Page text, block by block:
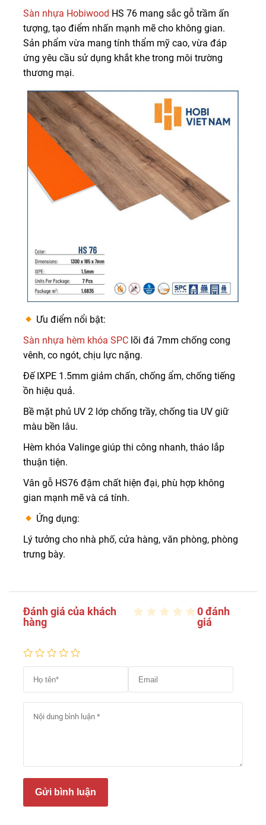
Sàn nhựa Hobiwood HS 76 mang sắc gỗ trầm ấn
tượng, tạo điểm nhấn mạnh mẽ cho không gian.
Sản phẩm vừa mang tính thẩm mỹ cao, vừa đáp
ứng yêu cầu sử dụng khắt khe trong môi trường
thương mại.
Ưu điểm nổi bật:
Sàn nhựa hèm khóa SPC lõi đá 7mm chống cong
vênh, co ngót, chịu lực nặng.
Đế IXPE 1.5mm giảm chấn, chống ẩm, chống tiếng
ồn hiệu quả.
Bề mặt phủ UV 2 lớp chống trầy, chống tia UV giữ
màu bền lâu.
Hèm khóa Valinge giúp thi công nhanh, tháo lắp
thuận tiện.
Vân gỗ HS76 đậm chất hiện đại, phù hợp không
gian mạnh mẽ và cá tính.
Ứng dụng:
Lý tưởng cho nhà phố, cửa hàng, văn phòng, phòng
trưng bày.
Đánh giá của khách
hàng
0 đánh
giá
Gửi bình luận